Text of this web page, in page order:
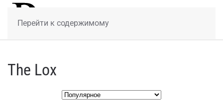
Перейти к содержимому
The Lox